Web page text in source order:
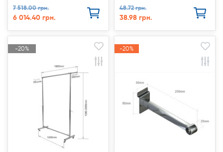
7 518.00 грн.
6 014.40 грн.
48.72 грн.
38.98 грн.
-20%
Продано
-20%
Продано
-20%
-20%